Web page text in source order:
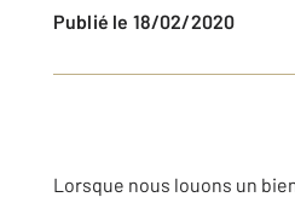
Publié le 18/02/2020
Lorsque nous louons un